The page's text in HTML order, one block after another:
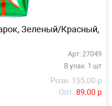
Зеленый/Красный,
Арт: 27049
В упак: 1 шт
Розн. 155.00 р
Опт. 89.00 р